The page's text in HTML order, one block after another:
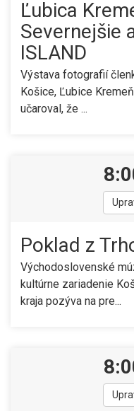
Ľubica
Severnejšie
ISLAND
Výstava fotografií
Košice, Ľubice
učaroval, že ...
Poklad z
Východoslovenské
kultúrne zariadenie
kraja pozýva na pre...